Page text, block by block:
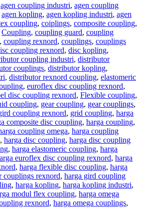
agen coupling industri, agen coupling
agen kopling, agen kopling industri, agen
coupling, coiplings, composite coupling,
Coupling, coupling guard, coupling
, coupling rexnord, couplings, couplings
coupling rexnord, disc kopling,
coupling industri, distributor
couplings, distributor kopling,
, distributor rexnord coupling, elastomeric
, euroflex disc coupling rexnord,
disc coupling rexnord, Flexible coupling,
coupling, gear coupling, gear couplings,
coupling rexnord, grid coupling, harga
composite disc coupling, harga coupling,
coupling omega, harga coupling
, harga disc coupling, harga disc coupling
, harga elastomeric coupling, harga
euroflex disc coupling rexnord, harga
, harga flexible disc coupling, harga
couplings rexnord, harga gird coupling
, harga kopling, harga kopling industri,
modul flex coupling, harga omega
rexnord, harga omega couplings,